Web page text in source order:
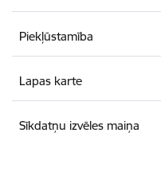
Piekļūstamība
Lapas karte
Sīkdatņu izvēles maiņa